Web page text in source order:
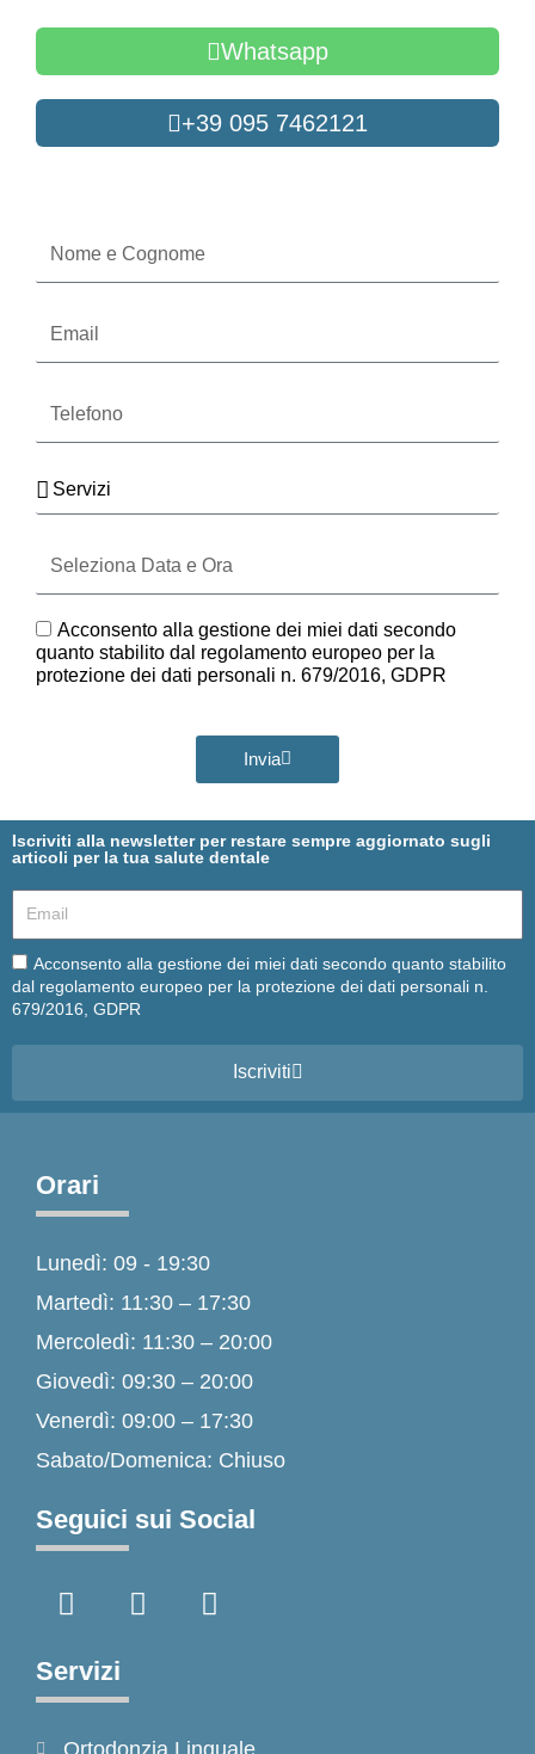
Whatsapp
+39 095 7462121
Cognome
Servizi
Data
e
GDPR
Acconsento alla gestione dei miei dati secondo
quanto stabilito dal regolamento europeo per la
protezione dei dati personali n. 679/2016, GDPR
Invia
Iscriviti alla newsletter per restare sempre aggiornato sugli
articoli per la tua salute dentale
Email
Email
Acconsento alla gestione dei miei dati secondo quanto stabilito
dal regolamento europeo per la protezione dei dati personali n.
679/2016, GDPR
Iscriviti
Orari
Lunedì: 09 - 19:30
Martedì: 11:30 – 17:30
Mercoledì: 11:30 – 20:00
Giovedì: 09:30 – 20:00
Venerdì: 09:00 – 17:30
Sabato/Domenica: Chiuso
Seguici sui Social
a
e
b
n
i
Servizi
Ortodonzia Linguale